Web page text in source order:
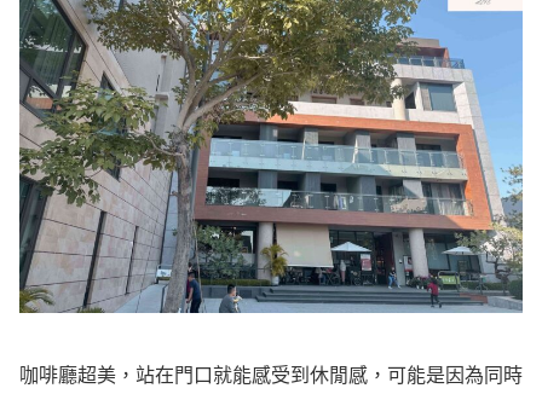
咖啡廳超美，站在門口就能感受到休閒感，可能是因為同時